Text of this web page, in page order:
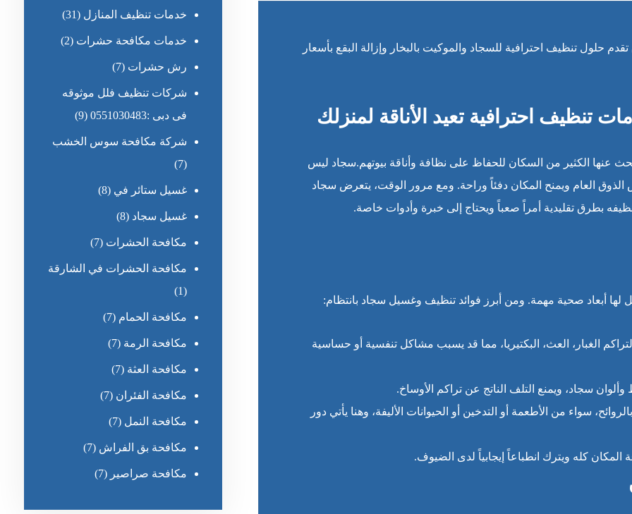
تقدم حلول تنظيف احترافية للسجاد والموكيت بالبخار وإزالة البقع بأسعار
تنظيف احترافية تعيد الأناقة لمنزلك
عنها الكثير من السكان للحفاظ على نظافة وأناقة بيوتهم.سجاد ليس
العام ويمنح المكان دفئاً وراحة. ومع مرور الوقت، يتعرض سجاد
بطرق تقليدية أمراً صعباً ويحتاج إلى خبرة وأدوات خاصة.
لها أبعاد صحية مهمة. ومن أبرز فوائد تنظيف وغسيل سجاد بانتظام:
الغبار، العث، البكتيريا، مما قد يسبب مشاكل تنفسية أو حساسية
سجاد، ويمنع التلف الناتج عن تراكم الأوساخ.
سواء من الأطعمة أو التدخين أو الحيوانات الأليفة، وهنا يأتي دور
كله ويترك انطباعاً إيجابياً لدى الضيوف.
خدمات تنظيف المنازل (31)
خدمات مكافحة حشرات (2)
رش حشرات (7)
شركات تنظيف فلل موثوقه
فى دبى :0551030483
(9)
شركة مكافحة سوس الخشب
(7)
غسيل ستائر في (8)
غسيل سجاد (8)
مكافحة الحشرات (7)
مكافحة الحشرات في الشارقة
(1)
مكافحة الحمام (7)
مكافحة الرمة (7)
مكافحة العثة (7)
مكافحة الفئران (7)
مكافحة النمل (7)
مكافحة بق الفراش (7)
مكافحة صراصير (7)